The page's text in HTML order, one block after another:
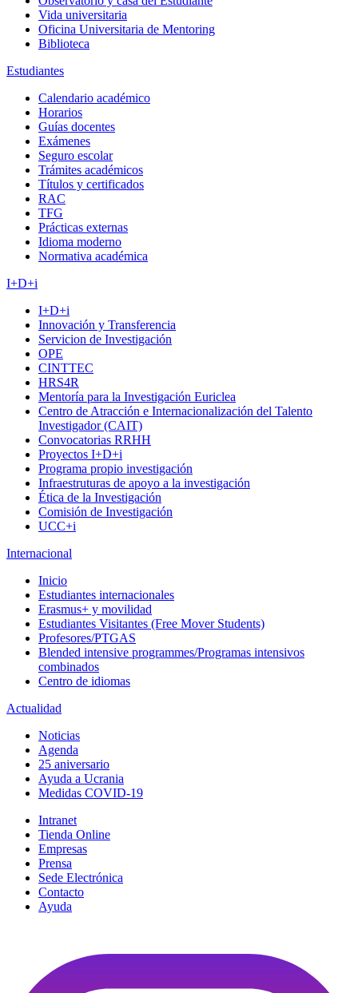
Vida universitaria
Oficina Universitaria de Mentoring
Biblioteca
Estudiantes
Calendario académico
Horarios
Guías docentes
Exámenes
Seguro escolar
Trámites académicos
Títulos y certificados
RAC
TFG
Prácticas externas
Idioma moderno
Normativa académica
I+D+i
I+D+i
Innovación y Transferencia
Servicion de Investigación
OPE
CINTTEC
HRS4R
Mentoría para la Investigación Euriclea
Centro de Atracción e Internacionalización del Talento
Investigador (CAIT)
Convocatorias RRHH
Proyectos I+D+i
Programa propio investigación
Infraestruturas de apoyo a la investigación
Ética de la Investigación
Comisión de Investigación
UCC+i
Internacional
Inicio
Estudiantes internacionales
Erasmus+ y movilidad
Estudiantes Visitantes (Free Mover Students)
Profesores/PTGAS
Blended intensive programmes/Programas intensivos
combinados
Centro de idiomas
Actualidad
Noticias
Agenda
25 aniversario
Ayuda a Ucrania
Medidas COVID-19
Intranet
Tienda Online
Empresas
Prensa
Sede Electrónica
Contacto
Ayuda